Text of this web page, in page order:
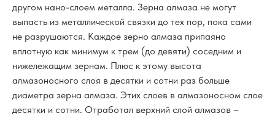
другом нано-слоем металла. Зерна алмаза не могут
выпасть из металлической связки до тех пор, пока сами
не разрушаются. Каждое зерно алмаза припаяно
вплотную как минимум к трем (до девяти) соседним и
нижележащим зернам. Плюс к этому высота
алмазоносного слоя в десятки и сотни раз больше
диаметра зерна алмаза. Этих слоев в алмазоносном слое
десятки и сотни. Отработал верхний слой алмазов –